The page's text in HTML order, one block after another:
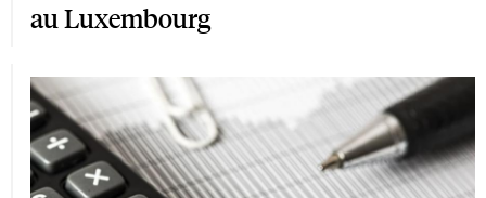
au Luxembourg